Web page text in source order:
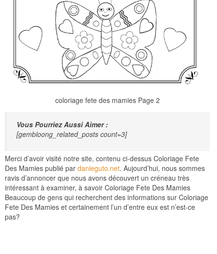
coloriage fete des mamies Page 2
Vous Pourriez Aussi Aimer :
[gembloong_related_posts count=3]
Merci d’avoir visité notre site, contenu ci-dessus Coloriage Fete
Des Mamies publié par danieguto.net. Aujourd’hui, nous sommes
ravis d’annoncer que nous avons découvert un créneau très
intéressant à examiner, à savoir Coloriage Fete Des Mamies
Beaucoup de gens qui recherchent des informations sur Coloriage
Fete Des Mamies et certainement l’un d’entre eux est n’est-ce
pas?